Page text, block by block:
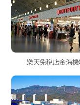
樂天免稅店金海